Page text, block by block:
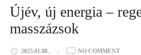
Újév, új energia –
masszázsok
2025.01.08. NO COMMENT